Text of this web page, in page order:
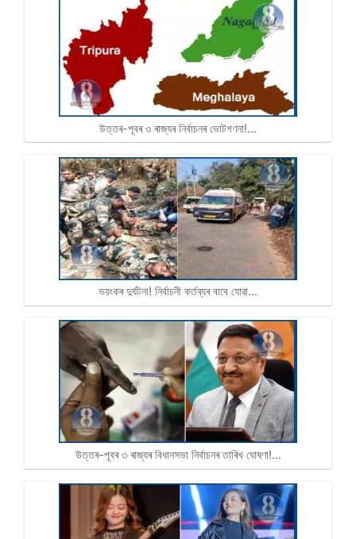
উত্তৰ-পূবৰ ৩ ৰাজ্যৰ নিৰ্বাচনৰ ভোটগণনা!…
ভয়ংকৰ দুৰ্ঘটনা! নিৰ্বাচনী কৰ্তব্যৰ বাবে যোৱা…
উত্তৰ-পূবৰ ৩ ৰাজ্যৰ বিধানসভা নিৰ্বাচনৰ তাৰিখ ঘোষণা!…